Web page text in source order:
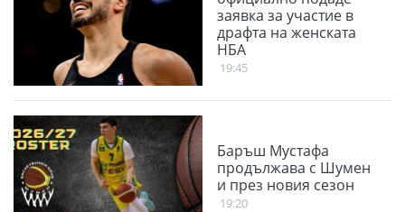
заявка за участие в
драфта на женската
НБА
19:45
Баръш Мустафа
продължава с Шумен
и през новия сезон
19:20